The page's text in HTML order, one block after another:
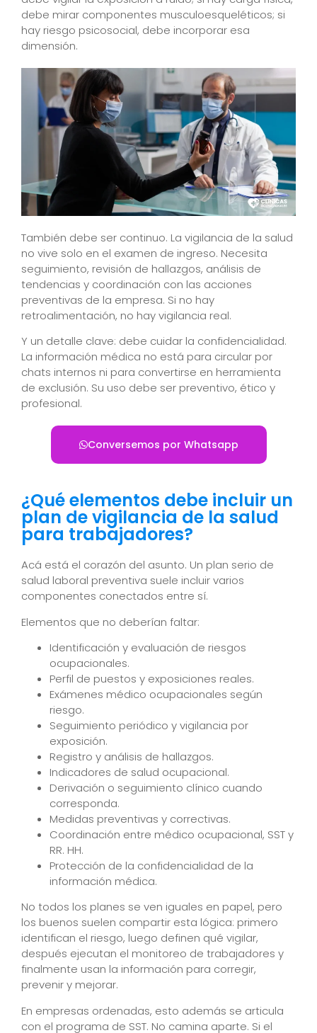
debe mirar componentes musculoesqueléticos; si
hay riesgo psicosocial, debe incorporar esa
dimensión.
También debe ser continuo. La vigilancia de la salud
no vive solo en el examen de ingreso. Necesita
seguimiento, revisión de hallazgos, análisis de
tendencias y coordinación con las acciones
preventivas de la empresa. Si no hay
retroalimentación, no hay vigilancia real.
Y un detalle clave: debe cuidar la confidencialidad.
La información médica no está para circular por
chats internos ni para convertirse en herramienta
de exclusión. Su uso debe ser preventivo, ético y
profesional.
Conversemos por Whatsapp
¿Qué elementos debe incluir un
plan de vigilancia de la salud
para trabajadores?
Acá está el corazón del asunto. Un plan serio de
salud laboral preventiva suele incluir varios
componentes conectados entre sí.
Elementos que no deberían faltar:
Identificación y evaluación de riesgos
ocupacionales.
Perfil de puestos y exposiciones reales.
Exámenes médico ocupacionales según
riesgo.
Seguimiento periódico y vigilancia por
exposición.
Registro y análisis de hallazgos.
Indicadores de salud ocupacional.
Derivación o seguimiento clínico cuando
corresponda.
Medidas preventivas y correctivas.
Coordinación entre médico ocupacional, SST y
RR. HH.
Protección de la confidencialidad de la
información médica.
No todos los planes se ven iguales en papel, pero
los buenos suelen compartir esta lógica: primero
identifican el riesgo, luego definen qué vigilar,
después ejecutan el monitoreo de trabajadores y
finalmente usan la información para corregir,
prevenir y mejorar.
En empresas ordenadas, esto además se articula
con el programa de SST. No camina aparte. Si el